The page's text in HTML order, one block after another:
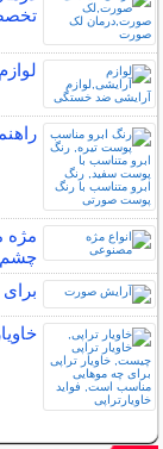
مژه
چشم